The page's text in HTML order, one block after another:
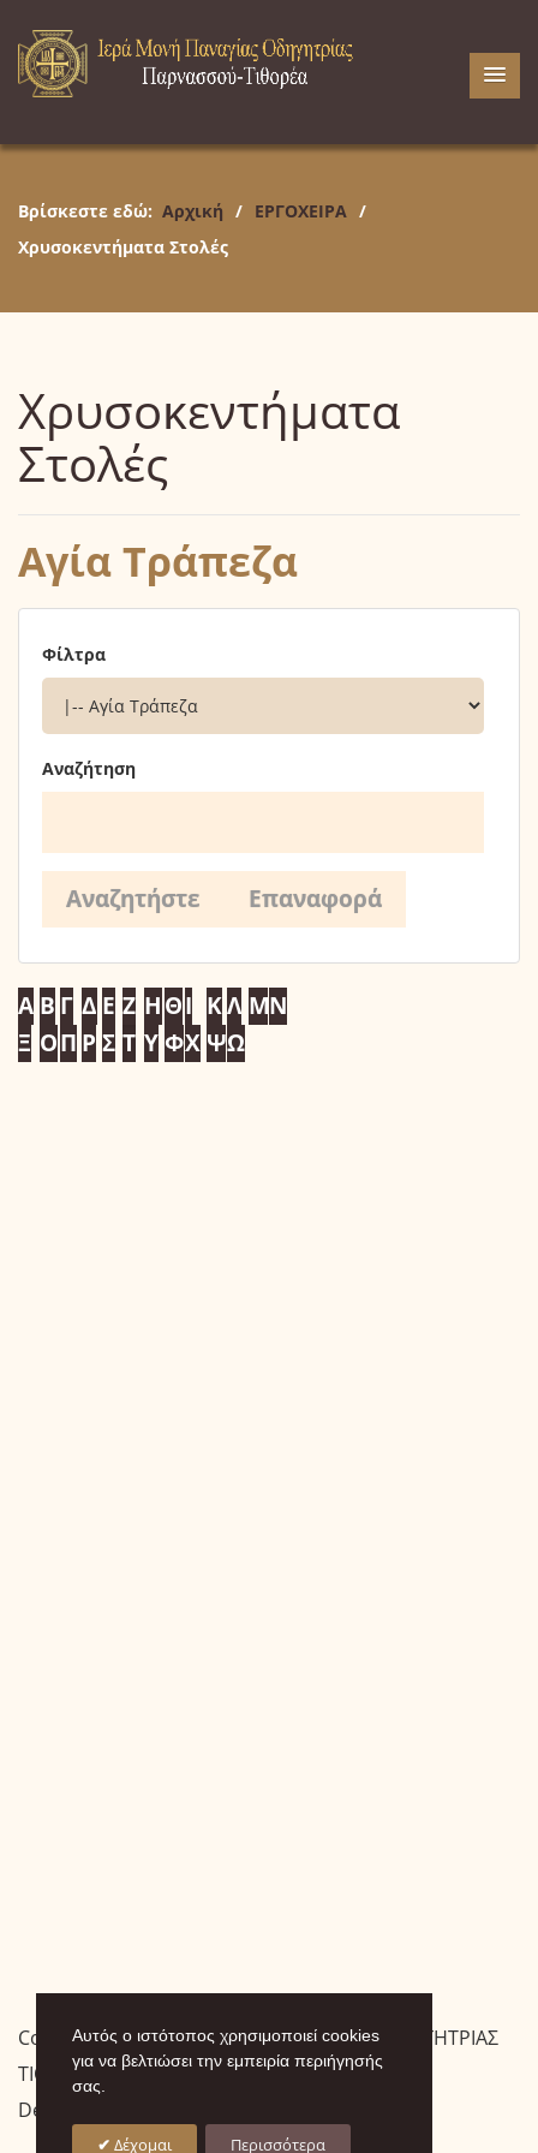
Βρίσκεστε εδώ: Αρχική / ΕΡΓΟΧΕΙΡΑ /
Χρυσοκεντήματα Στολές
Χρυσοκεντήματα
Στολές
Αγία Τράπεζα
Φίλτρα
Αναζήτηση
Α Β Γ Δ Ε Ζ ΗΘΙ ΚΛ ΜΝ
Ξ ΟΠ Ρ Σ Τ Υ ΦΧ ΨΩ
Copyright © 2026 ΙΕΡΑ ΜΟΝΗ ΠΑΝΑΓΙΑΣ ΟΔΗΓΗΤΡΙΑΣ
ΤΙΘΟΡΕΑΣ
Designed by
Αυτός ο ιστότοπος χρησιμοποιεί cookies
για να βελτιώσει την εμπειρία περιήγησής
σας.
Δέχομαι Περισσότερα